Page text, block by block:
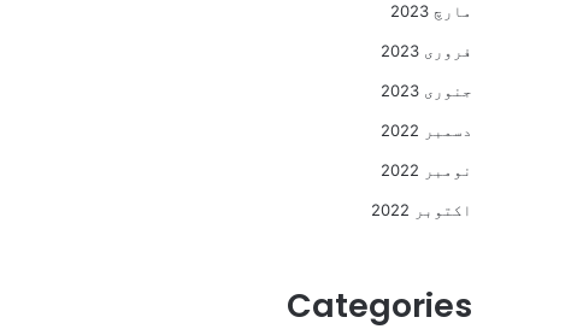
مارچ 2023
فروری 2023
جنوری 2023
دسمبر 2022
نومبر 2022
اکتوبر 2022
Categories